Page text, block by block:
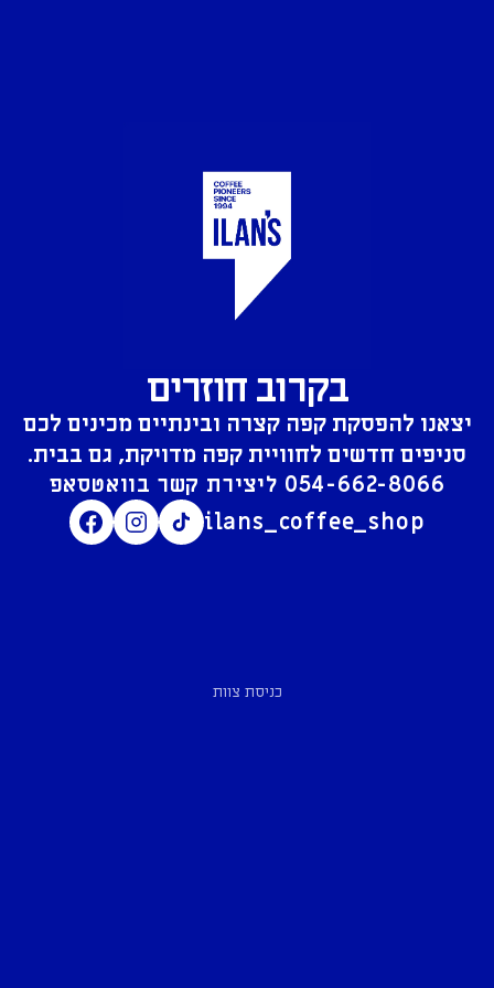
בקרוב חוזרים
יצאנו להפסקת קפה קצרה ובינתיים מכינים לכם
סניפים חדשים לחוויית קפה מדויקת, גם בבית.
054-662-8066
ilans_coffee_shop
כניסת צוות